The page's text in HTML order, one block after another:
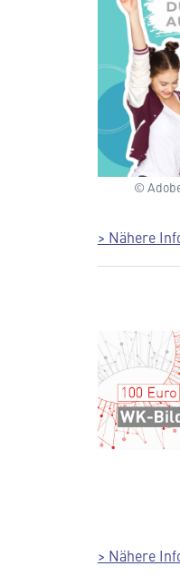
©
> Nähere
> Nähere